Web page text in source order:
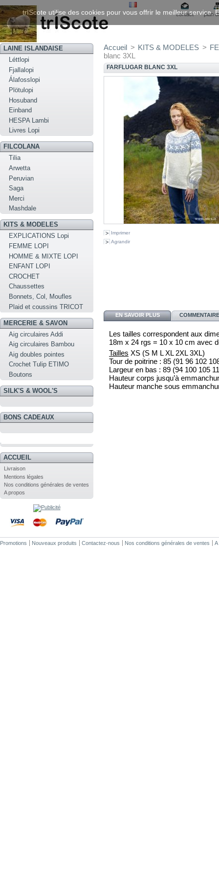
contact plan
LAINE ISLANDAISE
Léttlopi
Fjallalopi
Álafosslopi
Plötulopi
Hosuband
Einband
HESPA Lambi
Livres Lopi
FILCOLANA
Tilia
Arwetta
Peruvian
Saga
Merci
Mashdale
KITS & MODELES
EXPLICATIONS Lopi
FEMME LOPI
HOMME & MIXTE LOPI
ENFANT LOPI
CROCHET
Chaussettes
Bonnets, Col, Moufles
Plaid et coussins TRICOT
MERCERIE & SAVON
Aig circulaires Addi
Aig circulaires Bambou
Aig doubles pointes
Crochet Tulip ETIMO
Boutons
SILK'S & WOOL'S
BONS CADEAUX
ACCUEIL
Livraison
Mentions légales
Nos conditions générales de ventes
A propos
Accueil > KITS & MODELES >
blanc 3XL
FARFLUGAR BLANC 3XL
Imprimer
Agrandir
EN SAVOIR PLUS
Les tailles correspondent aux
18m x 24 rgs = 10 x 10 cm avec
Tailles XS (S M L XL 2XL 3XL)
Tour de poitrine : 85 (91 96 102
Largeur en bas : 89 (94 100 105
Hauteur corps jusqu’à
Hauteur manche sous
Promotions Nouveaux produits Contactez-nous Nos conditions générales de ventes A
trIScote utilise des cookies pour vous offrir le meilleur